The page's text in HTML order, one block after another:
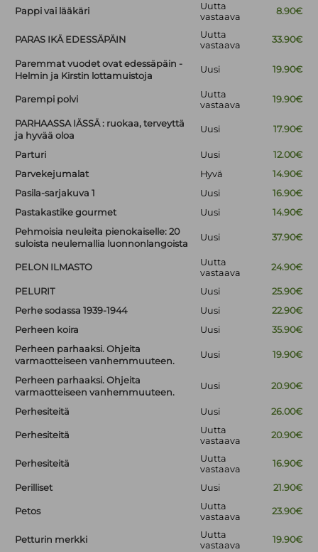
Pappi vai lääkäri
Uutta
vastaava
8.90€
PARAS IKÄ EDESSÄPÄIN
Uutta
vastaava
33.90€
Paremmat vuodet ovat edessäpäin -
Helmin ja Kirstin lottamuistoja
Uusi 19.90€
Parempi polvi
Uutta
vastaava
19.90€
PARHAASSA IÄSSÄ : ruokaa, terveyttä
ja hyvää oloa
Uusi 17.90€
Parturi Uusi
12.00€
Parvekejumalat
Hyvä
14.90€
Pasila-sarjakuva 1
Uusi
16.90€
Pastakastike gourmet
Uusi
14.90€
Pehmoisia neuleita pienokaiselle: 20
suloista neulemallia luonnonlangoista
Uusi 37.90€
PELON ILMASTO
Uutta
vastaava
24.90€
PELURIT Uusi
25.90€
Perhe sodassa 1939-1944
Uusi
22.90€
Perheen koira
Uusi
35.90€
Perheen parhaaksi. Ohjeita
varmaotteiseen vanhemmuuteen.
Uusi 19.90€
Perheen parhaaksi. Ohjeita
varmaotteiseen vanhemmuuteen.
Uusi 20.90€
Perhesiteitä Uusi 26.00€
Perhesiteitä
Uutta
vastaava
20.90€
Perhesiteitä
Uutta
vastaava
16.90€
Perilliset Uusi 21.90€
Petos
Uutta
vastaava
23.90€
Petturin merkki
Uutta
vastaava
19.90€